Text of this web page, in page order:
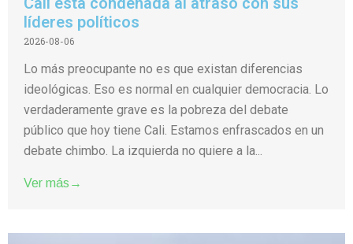
líderes políticos
2026-08-06
Lo más preocupante no es que existan diferencias
ideológicas. Eso es normal en cualquier democracia. Lo
verdaderamente grave es la pobreza del debate
público que hoy tiene Cali. Estamos enfrascados en un
debate chimbo. La izquierda no quiere a la...
Ver más→